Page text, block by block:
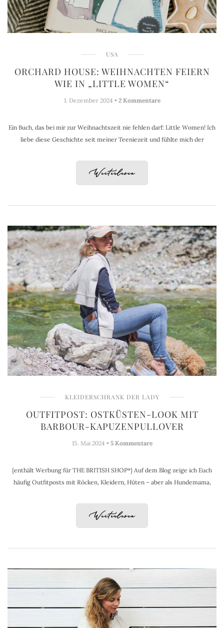
USA
ORCHARD HOUSE: WEIHNACHTEN FEIERN
WIE IN „LITTLE WOMEN“
1. Dezember 2024 • 2 Kommentare
Ein Buch, das bei mir zur Weihnachtszeit nie fehlen darf: Little Women! Ich
liebe diese Geschichte seit meiner Teeniezeit und fühlte mich der
Weiterlesen
KLEIDERSCHRANK DER LADY
OUTFITPOST: OSTKÜSTEN-LOOK MIT
BARBOUR-KAPUZENPULLOVER
15. Mai 2024 • 5 Kommentare
{enthält Werbung für THE BRITISH SHOP*} Auf dem Blog zeige ich Euch
häufig Outfitposts mit Röcken, Kleidern, Hüten – aber als Hundemama,
Weiterlesen